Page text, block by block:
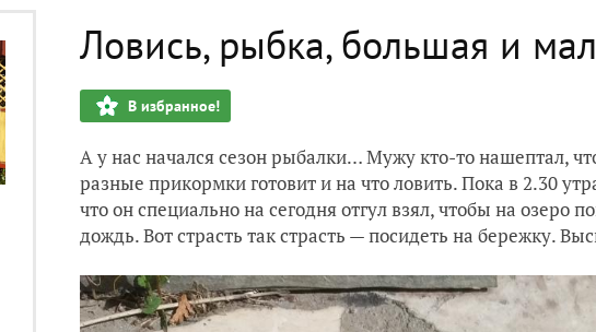
Ловись, рыбка, большая и
В избранное!
А у нас начался сезон рыбалки… Мужу кто-то нашептал,
разные прикормки готовит и на что ловить. Пока в 2.30
что он специально на сегодня отгул взял, чтобы на озеро
дождь. Вот страсть так страсть — посидеть на бережку.